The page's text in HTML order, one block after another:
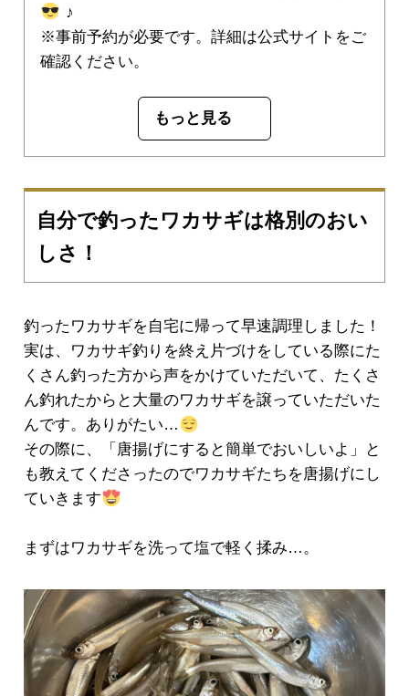
♪
※事前予約が必要です。詳細は公式サイトをご
確認ください。
もっと見る
自分で釣ったワカサギは格別のおい
しさ！
釣ったワカサギを自宅に帰って早速調理しました！
実は、ワカサギ釣りを終え片づけをしている際にた
くさん釣った方から声をかけていただいて、たくさ
ん釣れたからと大量のワカサギを譲っていただいた
んです。ありがたい…
その際に、「唐揚げにすると簡単でおいしいよ」と
も教えてくださったのでワカサギたちを唐揚げにし
ていきます
まずはワカサギを洗って塩で軽く揉み…。